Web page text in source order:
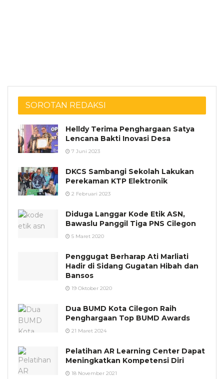
SOROTAN REDAKSI
Helldy Terima Penghargaan Satya
Lencana Bakti Inovasi Desa
7 Juni 2023
DKCS Sambangi Sekolah Lakukan
Perekaman KTP Elektronik
2 Februari 2023
Diduga Langgar Kode Etik ASN,
Bawaslu Panggil Tiga PNS Cilegon
5 Maret 2020
Penggugat Berharap Ati Marliati
Hadir di Sidang Gugatan Hibah dan
Bansos
19 Oktober 2020
Dua BUMD Kota Cilegon Raih
Penghargaan Top BUMD Awards
21 Maret 2024
Pelatihan AR Learning Center Dapat
Meningkatkan Kompetensi Diri
18 November 2021